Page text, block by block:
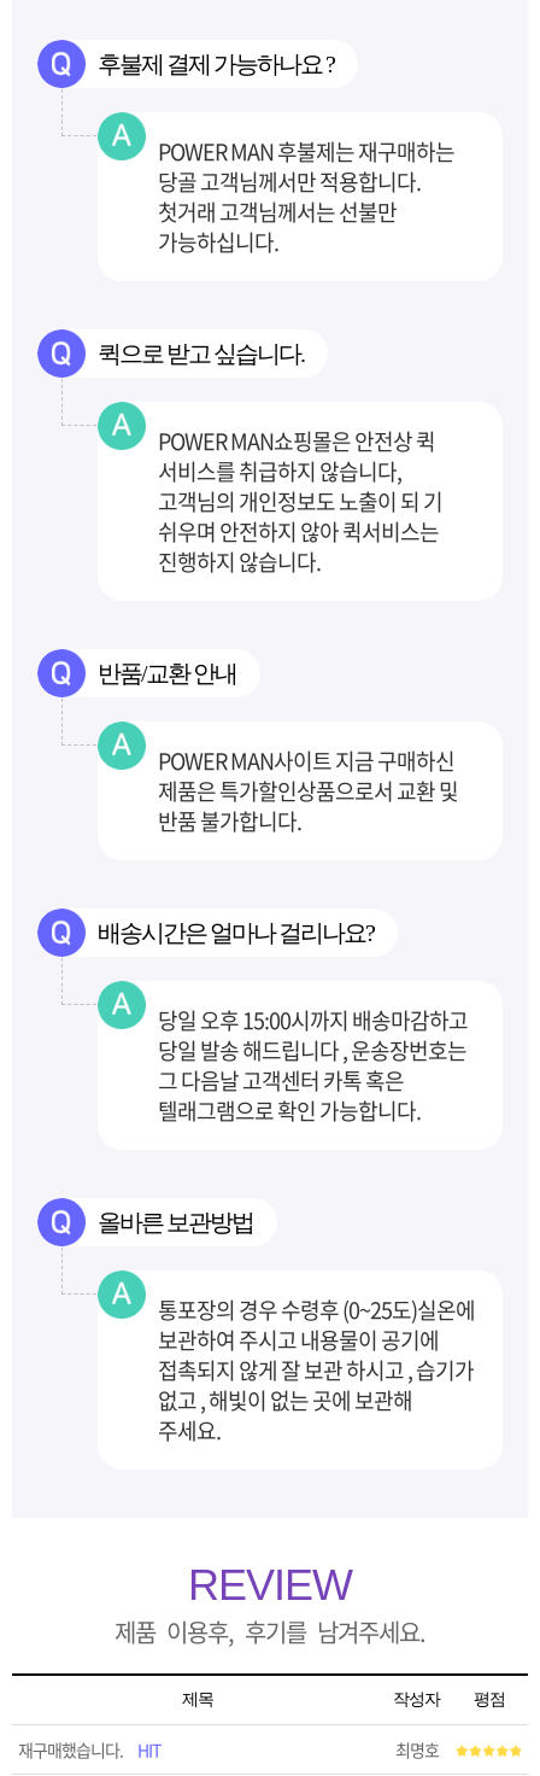
후불제 결제 가능하나요 ?
POWER MAN 후불제는 재구매하는
당골 고객님께서만 적용합니다.
첫거래 고객님께서는 선불만
가능하십니다.
퀵으로 받고 싶습니다.
POWER MAN쇼핑몰은 안전상 퀵
서비스를 취급하지 않습니다,
고객님의 개인정보도 노출이 되 기
쉬우며 안전하지 않아 퀵서비스는
진행하지 않습니다.
반품/교환 안내
POWER MAN사이트 지금 구매하신
제품은 특가할인상품으로서 교환 및
반품 불가합니다.
배송시간은 얼마나 걸리나요?
당일 오후 15:00시까지 배송마감하고
당일 발송 해드립니다 , 운송장번호는
그 다음날 고객센터카톡 혹은
텔래그램으로 확인 가능합니다.
올바른 보관방법
통포장의 경우 수령후 (0~25도)실온에
보관하여 주시고 내용물이 공기에
접촉되지 않게 잘 보관하시고 , 습기가
없고 , 해빛이 없는 곳에 보관해
주세요.
REVIEW
제품 이용후, 후기를 남겨주세요.
제목 작성자 평점
재구매했습니다. HIT 최명호